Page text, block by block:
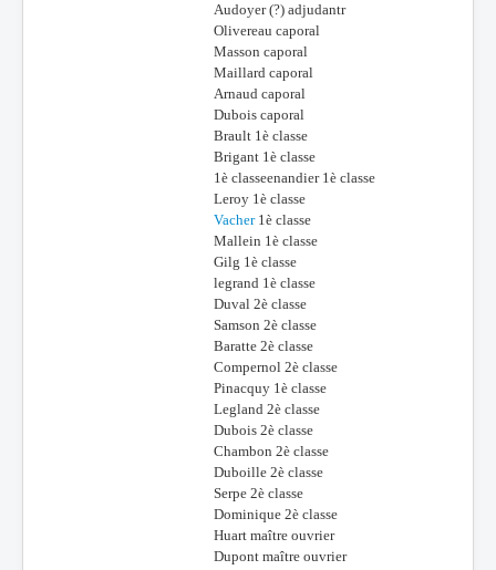
Audoyer (?) adjudantr
Olivereau caporal
Masson caporal
Maillard caporal
Arnaud caporal
Dubois caporal
Brault 1è classe
Brigant 1è classe
1è classeenandier 1è classe
Leroy 1è classe
Vacher1è classe
Mallein 1è classe
Gilg 1è classe
legrand 1è classe
Duval 2è classe
Samson 2è classe
Baratte 2è classe
Compernol 2è classe
Pinacquy 1è classe
Legland 2è classe
Dubois 2è classe
Chambon 2è classe
Duboille 2è classe
Serpe 2è classe
Dominique 2è classe
Huart maître ouvrier
Dupont maître ouvrier